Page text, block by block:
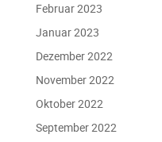
Februar 2023
Januar 2023
Dezember 2022
November 2022
Oktober 2022
September 2022